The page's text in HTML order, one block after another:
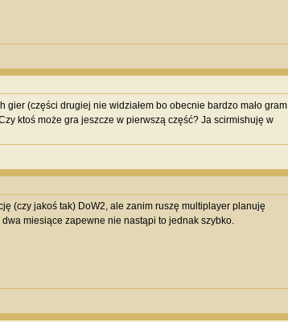
(części drugiej nie widziałem bo obecnie bardzo mało gram
ktoś może gra jeszcze w pierwszą część? Ja scirmishuję w
(czy jakoś tak) DoW2, ale zanim ruszę multiplayer planuję
miesiące zapewne nie nastąpi to jednak szybko.